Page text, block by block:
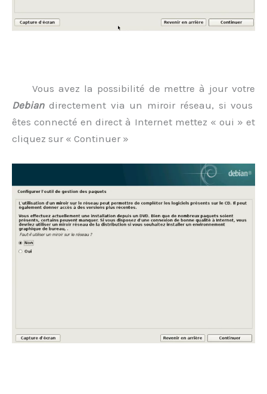
Vous avez la possibilité de mettre à jour votre
Debian directement via un miroir réseau, si vous
êtes connecté en direct à Internet mettez « oui » et
cliquez sur « Continuer »